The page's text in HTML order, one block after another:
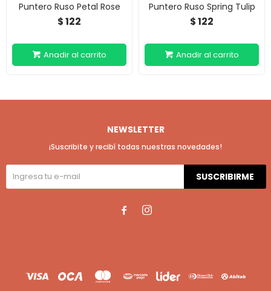
Puntero Ruso Petal Rose
$122
Puntero Ruso Spring Tulip
$122
NEWSLETTER
¡Suscribite y recibí todas nuestras novedades!
SUSCRIBIRME
 